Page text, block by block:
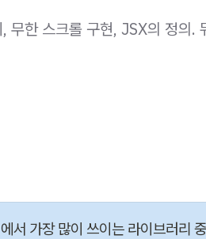
스크롤 구현, JSX의 정의.
서 가장 많이 쓰이는 라이브러리